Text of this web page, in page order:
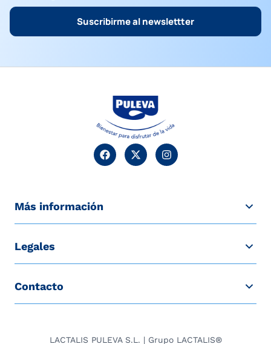
Suscribirme al newslettter
Más información
Legales
Contacto
LACTALIS PULEVA S.L. | Grupo LACTALIS®